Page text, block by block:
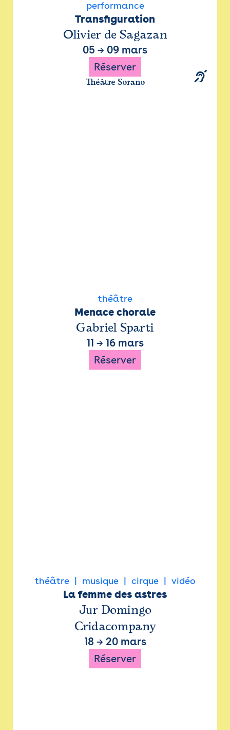
performance
Transfiguration
Olivier de Sagazan
05 → 09 mars
Réserver
Théâtre Sorano
théâtre
Menace chorale
Gabriel Sparti
11 → 16 mars
Réserver
théâtre musique cirque vidéo
La femme des astres
Jur Domingo
Cridacompany
18 → 20 mars
Réserver